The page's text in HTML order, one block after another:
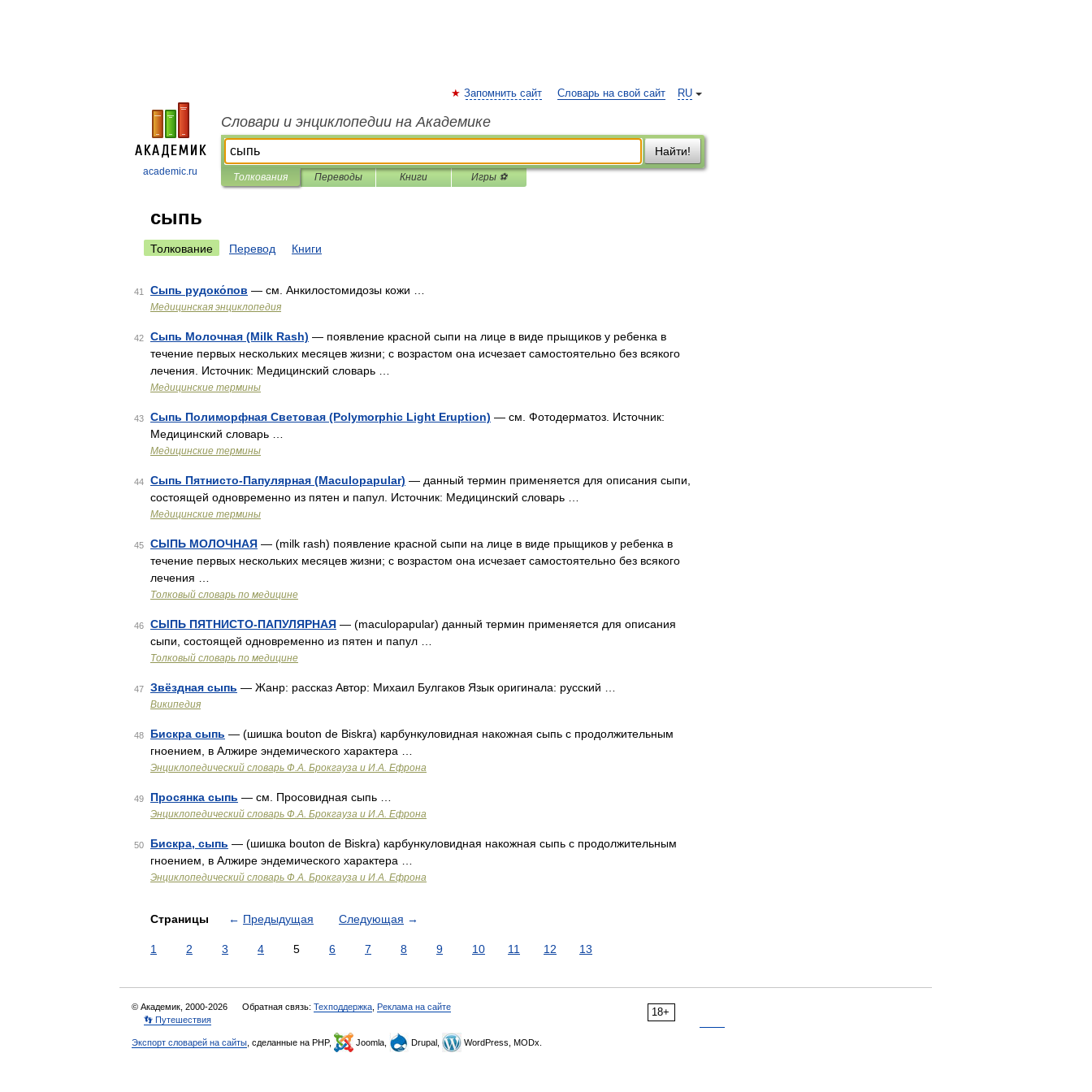
academic.ru
RU
Запомнить сайт Словарь на свой сайт
Словари и энциклопедии на Академике
Найти!
Толкования Переводы Книги Игры ⚽
сыпь
Толкование Перевод Книги
41 Сыпь рудоко́пов — см. Анкилостомидозы кожи …
Медицинская энциклопедия
42 Сыпь Молочная (Milk Rash) — появление красной сыпи на лице в виде прыщиков у ребенка в
течение первых нескольких месяцев жизни; с возрастом она исчезает самостоятельно без всякого
лечения. Источник: Медицинский словарь …
Медицинские термины
43 Сыпь Полиморфная Световая (Polymorphic Light Eruption) — см. Фотодерматоз. Источник:
Медицинский словарь …
Медицинские термины
44 Сыпь Пятнисто-Папулярная (Maculopapular) — данный термин применяется для описания сыпи,
состоящей одновременно из пятен и папул. Источник: Медицинский словарь …
Медицинские термины
45 СЫПЬ МОЛОЧНАЯ — (milk rash) появление красной сыпи на лице в виде прыщиков у ребенка в
течение первых нескольких месяцев жизни; с возрастом она исчезает самостоятельно без всякого
лечения …
Толковый словарь по медицине
46 СЫПЬ ПЯТНИСТО-ПАПУЛЯРНАЯ — (maculopapular) данный термин применяется для описания
сыпи, состоящей одновременно из пятен и папул …
Толковый словарь по медицине
47 Звёздная сыпь — Жанр: рассказ Автор: Михаил Булгаков Язык оригинала: русский …
Википедия
48 Бискра сыпь — (шишка bouton de Biskra) кapбункуловидная накожная сыпь с продолжительным
гноением, в Алжире эндемического характера …
Энциклопедический словарь Ф.А. Брокгауза и И.А. Ефрона
49 Просянка сыпь — см. Просовидная сыпь …
Энциклопедический словарь Ф.А. Брокгауза и И.А. Ефрона
50 Бискра, сыпь — (шишка bouton de Biskra) карбункуловидная накожная сыпь с продолжительным
гноением, в Алжире эндемического характера …
Энциклопедический словарь Ф.А. Брокгауза и И.А. Ефрона
Страницы ← Предыдущая Следующая →
1 2 3 4 5 6 7 8 9 10 11 12 13
18+
© Академик, 2000-2026 Обратная связь: Техподдержка Реклама на сайте
👣 Путешествия
Экспорт словарей на сайты , сделанные на PHP, Joomla, Drupal, WordPress, MODx.